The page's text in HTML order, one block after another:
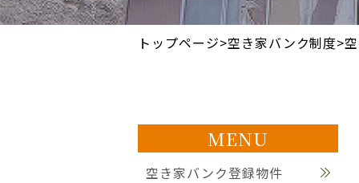
トップページ>空き家バンク制度>
MENU
空き家バンク登録物件